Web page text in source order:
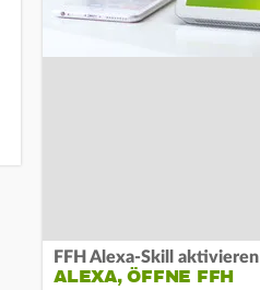
FFH Alexa-Skill aktivieren
ALEXA, ÖFFNE FFH